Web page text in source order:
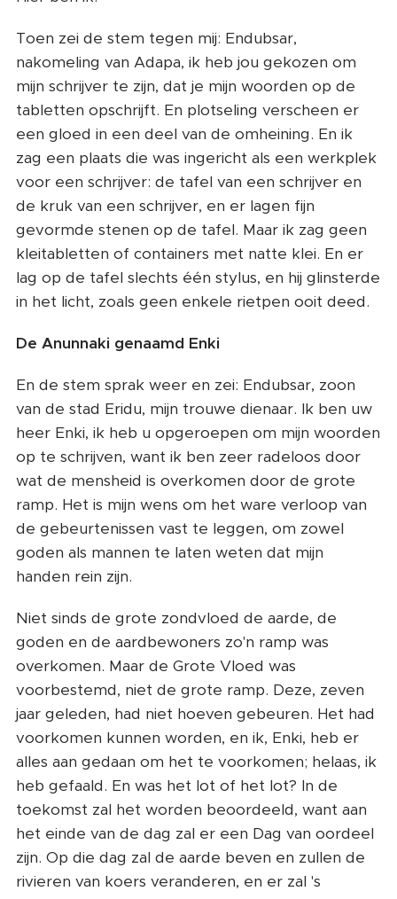
Toen zei de stem tegen mij: Endubsar,
nakomeling van Adapa, ik heb jou gekozen om
mijn schrijver te zijn, dat je mijn woorden op de
tabletten opschrijft. En plotseling verscheen er
een gloed in een deel van de omheining. En ik
zag een plaats die was ingericht als een werkplek
voor een schrijver: de tafel van een schrijver en
de kruk van een schrijver, en er lagen fijn
gevormde stenen op de tafel. Maar ik zag geen
kleitabletten of containers met natte klei. En er
lag op de tafel slechts één stylus, en hij glinsterde
in het licht, zoals geen enkele rietpen ooit deed.
De Anunnaki genaamd Enki
En de stem sprak weer en zei: Endubsar, zoon
van de stad Eridu, mijn trouwe dienaar. Ik ben uw
heer Enki, ik heb u opgeroepen om mijn woorden
op te schrijven, want ik ben zeer radeloos door
wat de mensheid is overkomen door de grote
ramp. Het is mijn wens om het ware verloop van
de gebeurtenissen vast te leggen, om zowel
goden als mannen te laten weten dat mijn
handen rein zijn.
Niet sinds de grote zondvloed de aarde, de
goden en de aardbewoners zo'n ramp was
overkomen. Maar de Grote Vloed was
voorbestemd, niet de grote ramp. Deze, zeven
jaar geleden, had niet hoeven gebeuren. Het had
voorkomen kunnen worden, en ik, Enki, heb er
alles aan gedaan om het te voorkomen; helaas, ik
heb gefaald. En was het lot of het lot? In de
toekomst zal het worden beoordeeld, want aan
het einde van de dag zal er een Dag van oordeel
zijn. Op die dag zal de aarde beven en zullen de
rivieren van koers veranderen, en er zal 's